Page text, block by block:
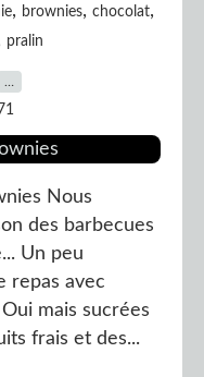
, brownies, chocolat,
pralin
Nous
des barbecues
Un peu
repas avec
mais sucrées
frais et des...